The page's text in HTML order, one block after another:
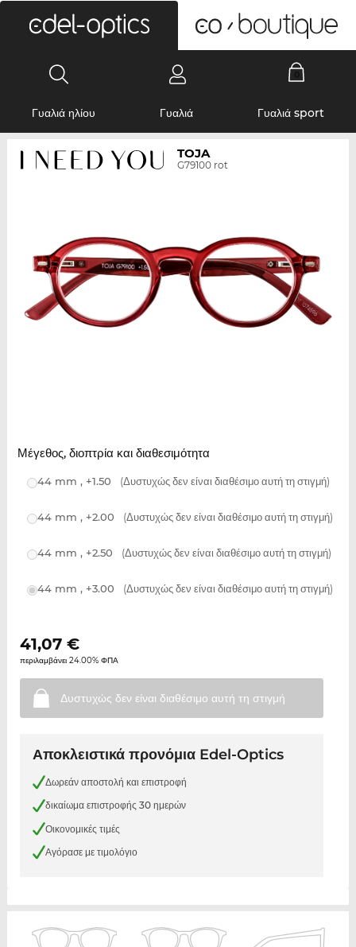
Γυαλιά ηλίου Γυαλιά Γυαλιά sport
TOJA
G79100 rot
Μέγεθος, διοπτρία και διαθεσιμότητα
44 mm , +1.50 (Δυστυχώς δεν είναι διαθέσιμο αυτή τη στιγμή)
44 mm , +2.00 (Δυστυχώς δεν είναι διαθέσιμο αυτή τη στιγμή)
44 mm , +2.50 (Δυστυχώς δεν είναι διαθέσιμο αυτή τη στιγμή)
44 mm , +3.00 (Δυστυχώς δεν είναι διαθέσιμο αυτή τη στιγμή)
41,07€
περιλαμβάνει 24.00% ΦΠΑ
Δυστυχώς δεν είναι διαθέσιμο αυτή τη στιγμή
Αποκλειστικά προνόμια Edel-Optics
Δωρεάν αποστολή και επιστροφή
δικαίωμα επιστροφής 30 ημερών
Οικονομικές τιμές
Αγόρασε με τιμολόγιο